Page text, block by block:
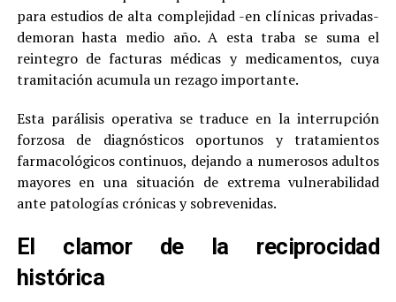
para estudios de alta complejidad -en clínicas privadas-
demoran hasta medio año. A esta traba se suma el
reintegro de facturas médicas y medicamentos, cuya
tramitación acumula un rezago importante.
Esta parálisis operativa se traduce en la interrupción
forzosa de diagnósticos oportunos y tratamientos
farmacológicos continuos, dejando a numerosos adultos
mayores en una situación de extrema vulnerabilidad
ante patologías crónicas y sobrevenidas.
El clamor de la reciprocidad
histórica